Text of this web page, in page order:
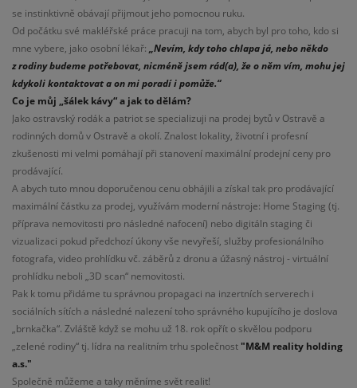
se instinktivně obávají přijmout jeho pomocnou ruku.
Od počátku své makléřské práce pracuji na tom, abych byl pro toho, kdo si
mne vybere, jako osobní lékař:
„Nevím, kdy toho chlapa já, nebo někdo
z rodiny budeme potřebovat, nicméně jsem rád(a), že o něm vím, mohu jej
kdykoli kontaktovat a on mi poradí i pomůže.“
Co je můj „šálek kávy“ a jak to dělám?
Jako ostravský rodák a patriot se specializuji na prodej bytů v Ostravě a
rodinných domů v Ostravě a okolí. Znalost lokality, životní i profesní
zkušenosti mi velmi pomáhají při stanovení maximální prodejní ceny pro
prodávající.
A abych tuto mnou doporučenou cenu obhájili a získal tak pro prodávající
maximální částku za prodej, využívám moderní nástroje: Home Staging (tj.
příprava nemovitosti pro následné nafocení) nebo digitáln staging či
vizualizaci pokud předchozí úkony vše nevyřeší, služby profesionálního
fotografa, video prohlídku vč. záběrů z dronu a úžasný nástroj - virtuální
prohlídku neboli „3D scan“ nemovitosti.
Pak k tomu přidáme tu správnou propagaci na inzertních serverech i
sociálních sítích a následné nalezení toho správného kupujícího je doslova
„brnkačka“. Zvláště když se mohu už 18. rok opřít o skvělou podporu
„zelené rodiny“ tj. lídra na realitním trhu společnost "M&M reality holding
a.s."
Společně můžeme a taky měníme svět realit!